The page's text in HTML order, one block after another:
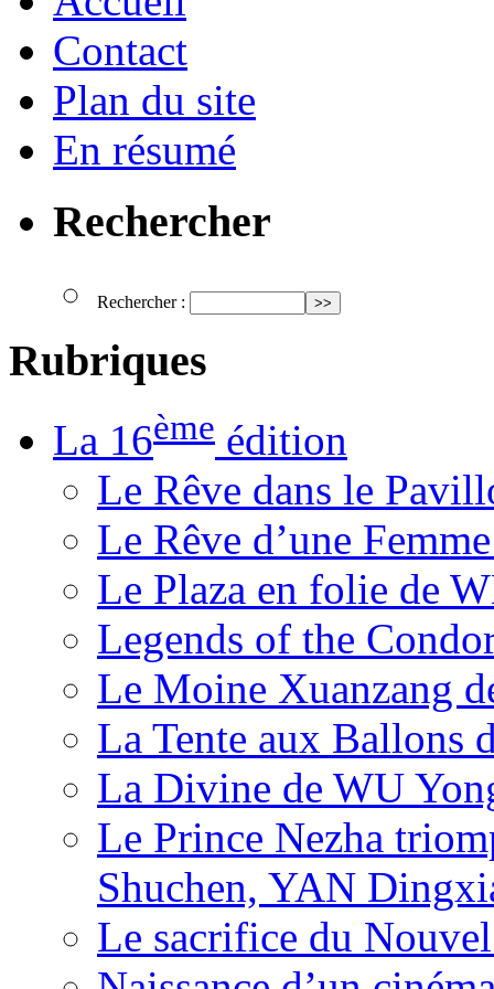
Contact
Plan du site
En résumé
Rechercher
Rechercher :
Rubriques
La 16ème édition
Le Rêve dans le
Le Rêve d’une
Le Plaza en folie de
Legends of the
Le Moine Xuanzang
La Tente aux Ballons
La Divine de WU
Le Prince Nezha
Shuchen, YAN
Le sacrifice du